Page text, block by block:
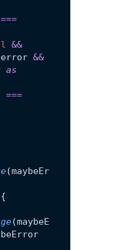
===
&&
error &&
as
===
(maybeEr
{
(maybeE